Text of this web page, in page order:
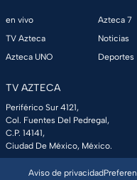
en vivo
TV Azteca
Azteca UNO
Azteca 7
Noticias
Deportes
TV AZTECA
Periférico Sur 4121,
Col. Fuentes Del Pedregal,
C.P. 14141,
Ciudad De México, México.
Aviso de privacidad